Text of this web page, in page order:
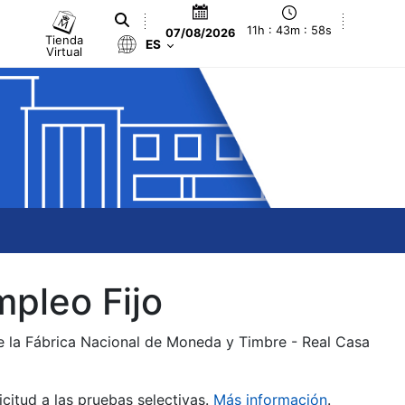
Tienda
Virtual
07/08/2026 11h : 43m : 58s
ES
Fijo
Fábrica Nacional de Moneda y Timbre - Real Casa
a las pruebas selectivas. Más información.